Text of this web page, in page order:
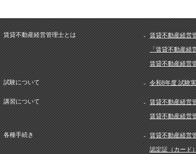
賃貸不動産経営管理士とは 賃貸不動産経営
「賃貸不動産経
賃貸不動産経営
試験について 令和8年度 試験
講習について 賃貸不動産経営
賃貸不動産経営
各種手続き 賃貸不動産経営
認定証（カード